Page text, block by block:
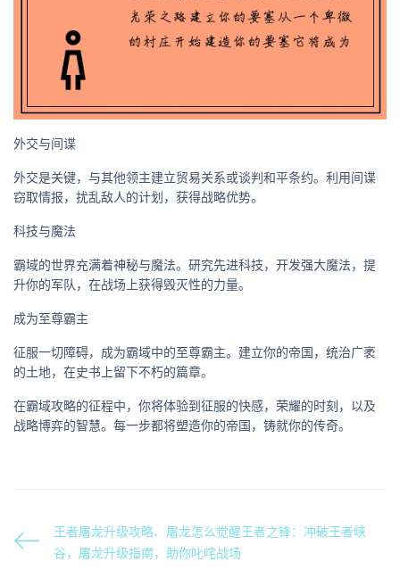
外交与间谍
外交是关键，与其他领主建立贸易关系或谈判和平条约。利用间谍
窃取情报，扰乱敌人的计划，获得战略优势。
科技与魔法
霸域的世界充满着神秘与魔法。研究先进科技，开发强大魔法，提
升你的军队，在战场上获得毁灭性的力量。
成为至尊霸主
征服一切障碍，成为霸域中的至尊霸主。建立你的帝国，统治广袤
的土地，在史书上留下不朽的篇章。
在霸域攻略的征程中，你将体验到征服的快感，荣耀的时刻，以及
战略博弈的智慧。每一步都将塑造你的帝国，铸就你的传奇。
王者屠龙升级攻略、屠龙怎么觉醒王者之锋：冲破王者峡
谷，屠龙升级指南，助你叱咤战场